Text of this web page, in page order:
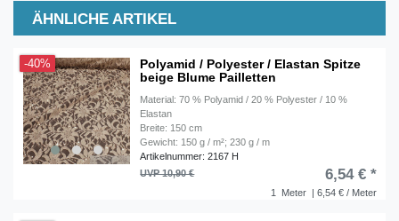
ÄHNLICHE ARTIKEL
-40%
Polyamid / Polyester / Elastan Spitze
beige Blume Pailletten
Material: 70 % Polyamid / 20 % Polyester / 10 %
Elastan
Breite: 150 cm
Gewicht: 150 g / m²; 230 g / m
Artikelnummer: 2167 H
1 Meter | 6,54 € / Meter
UVP 10,90 € 6,54 € *